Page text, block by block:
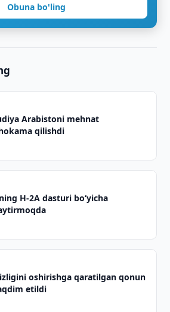
Obuna bo'ling
Arabistoni mehnat
qilishdi
H-2A dasturi bo‘yicha
oshirishga qaratilgan qonun
etildi